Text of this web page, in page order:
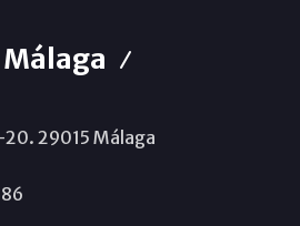
29015 Málaga